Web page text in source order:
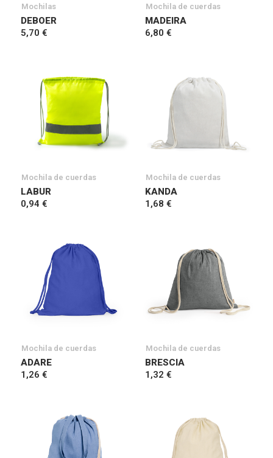
Mochilas
DEBOER
5,70 €
Mochila de cuerdas
MADEIRA
6,80 €
Mochila de cuerdas
LABUR
0,94 €
Mochila de cuerdas
KANDA
1,68 €
Mochila de cuerdas
ADARE
1,26 €
Mochila de cuerdas
BRESCIA
1,32 €